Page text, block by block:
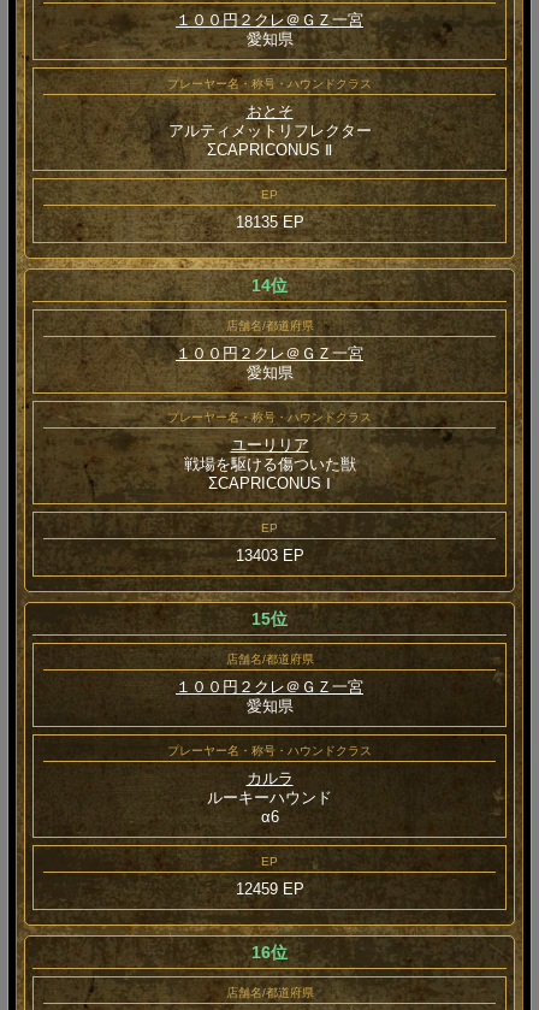
１００円２クレ＠ＧＺ一宮
愛知県
プレーヤー名・称号・ハウンドクラス
おとそ
アルティメットリフレクター
ΣCAPRICONUS Ⅱ
EP
18135 EP
14位
店舗名/都道府県
１００円２クレ＠ＧＺ一宮
愛知県
プレーヤー名・称号・ハウンドクラス
ユーリリア
戦場を駆ける傷ついた獣
ΣCAPRICONUS Ⅰ
EP
13403 EP
15位
店舗名/都道府県
１００円２クレ＠ＧＺ一宮
愛知県
プレーヤー名・称号・ハウンドクラス
カルラ
ルーキーハウンド
α6
EP
12459 EP
16位
店舗名/都道府県